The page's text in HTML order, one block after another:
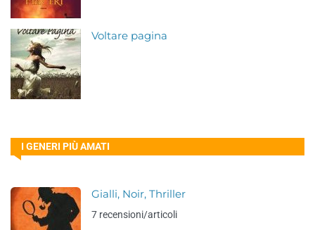
Voltare pagina
I GENERI PIÙ AMATI
Gialli, Noir, Thriller
7 recensioni/articoli